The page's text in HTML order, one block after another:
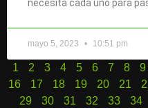
necesita cada uno para
mayo 5, 2023 10:51 pm
1 2 3 4 5 6 7 8 9
16
17 18 19 20 21
29
30 31 32 33 34